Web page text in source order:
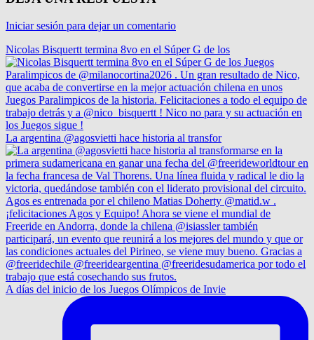
Iniciar sesión para dejar un comentario
Nicolas Bisquertt termina 8vo en el Súper G de los
La argentina @agosvietti hace historia al transfor
A días del inicio de los Juegos Olímpicos de Invie